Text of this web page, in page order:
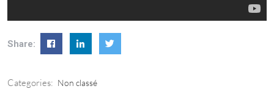
Share:
Categories: Non classé